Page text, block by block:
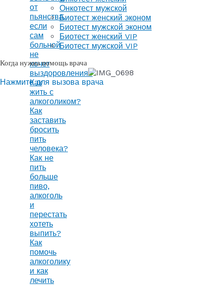
от
пьянства,
если
сам
больной
не
хочет
выздоровления?
Как
жить с
алкоголиком?
Как
заставить
бросить
пить
человека?
Как не
пить
больше
пиво,
алкоголь
и
перестать
хотеть
выпить?
Как
помочь
алкоголику
и как
лечить
Онкотест мужской
Биотест женский эконом
Биотест мужской эконом
Биотест женский VIP
Биотест мужской VIP
Когда нужна помощь врача
Нажмите для вызова врача